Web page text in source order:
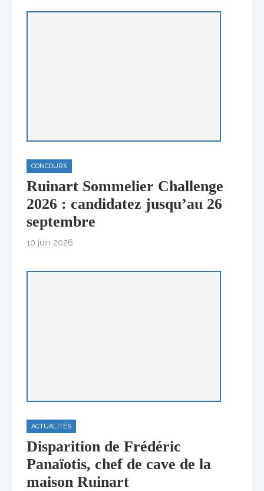
CONCOURS
Ruinart Sommelier Challenge
2026 : candidatez jusqu’au 26
septembre
10 juin 2026
ACTUALITÉS
Disparition de Frédéric
Panaïotis, chef de cave de la
maison Ruinart